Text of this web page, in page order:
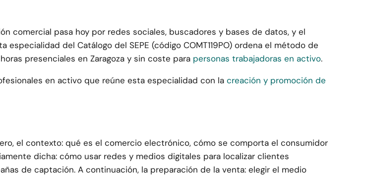
comercial pasa hoy por redes sociales, buscadores y bases de datos, y el
del Catálogo del SEPE (código COMT119PO) ordena el método de
presenciales en Zaragoza y sin coste para personas trabajadoras en activo.
en activo que reúne esta especialidad con la creación y promoción de
el contexto: qué es el comercio electrónico, cómo se comporta el consumidor
dicha: cómo usar redes y medios digitales para localizar clientes
de captación. A continuación, la preparación de la venta: elegir el medio